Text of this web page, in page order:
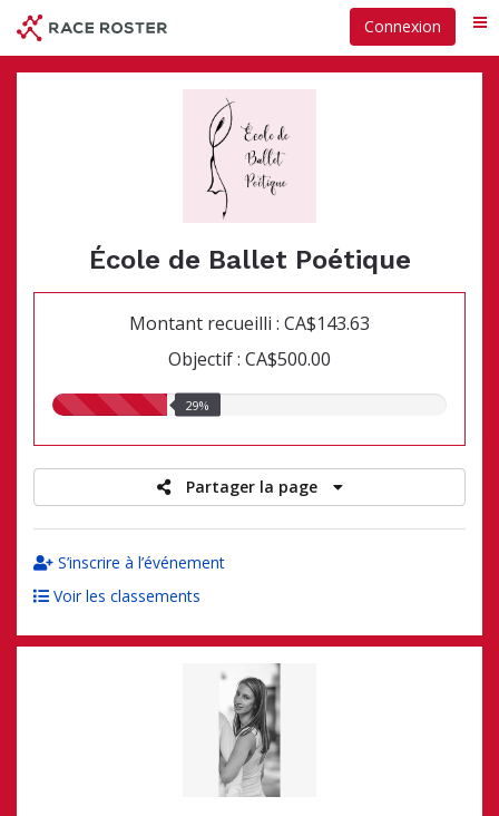
Passer
contenu
principal
Connexion
École de Ballet Poétique
Montant recueilli : CA$143.63
Objectif : CA$500.00
29.00%
29%
Partager la page
S’inscrire à l’événement
Voir les classements